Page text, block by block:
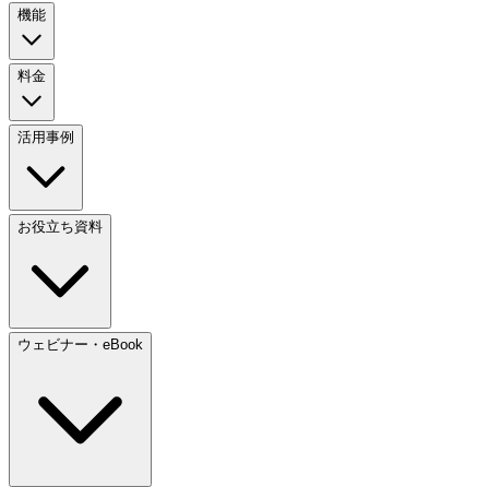
機能
料金
活用事例
お役立ち資料
ウェビナー・eBook